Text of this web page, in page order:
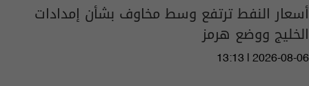
أسعار النفط ترتفع وسط مخاوف بشأن إمدادات
الخليج ووضع هرمز
13:13 | 2026-08-06